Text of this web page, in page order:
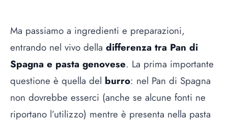
Ma passiamo a ingredienti e preparazioni,
entrando nel vivo della differenza tra Pan di
Spagna e pasta genovese. La prima importante
questione è quella del burro: nel Pan di Spagna
non dovrebbe esserci (anche se alcune fonti ne
riportano l’utilizzo) mentre è presenta nella pasta